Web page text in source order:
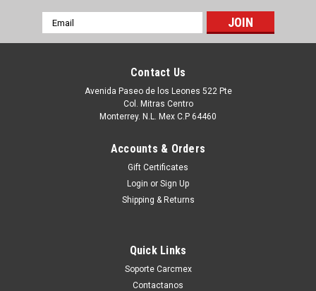
DELL INSPIRON 1545 VOSTRO 860 LCD
Email
Address
Contact Us
Avenida Paseo de los Leones 522 Pte
Col. Mitras Centro
Monterrey. N.L. Mex C.P 64460
Accounts & Orders
Gift Certificates
Login or Sign Up
Shipping & Returns
Quick Links
Soporte Carcmex
Contactanos